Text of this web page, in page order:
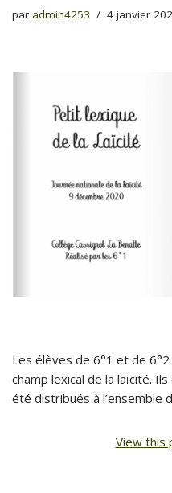
par admin4253 4 janvier
Les élèves de 6°1 et de
champ lexical de la laïcité.
été distribués à l’ensemble
View this